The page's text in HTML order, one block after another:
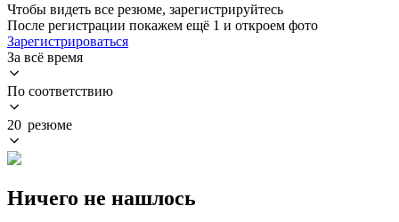
Чтобы видеть все резюме, зарегистрируйтесь
После регистрации покажем ещё 1 и откроем фото
Зарегистрироваться
За всё время
По соответствию
20 резюме
Ничего не нашлось